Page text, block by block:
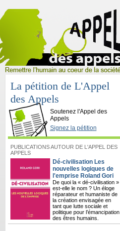
L'Appel des Appels
La pétition de L'Appel
des Appels
Soutenez l'Appel des
Appels
Signez la pétition
PUBLICATIONS AUTOUR DE L'APPEL DES
APPELS
Dé-civilisation Les
nouvelles logiques de
l'emprise Roland Gori
De quoi la « dé-civilisation »
est-elle le nom ? Un éloge
réparateur et humaniste de
la création envisagée en
tant que lutte sociale et
politique pour l’émancipation
des êtres humains.